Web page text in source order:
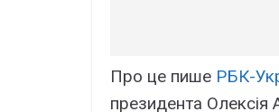
Про це пише РБК-
президента Олексія